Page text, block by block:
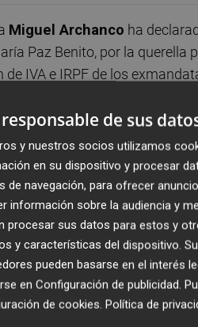
Miguel Archanco ha
Paz Benito, por la querella
IVA e IRPF de los
a las 9.00 horas en el
y media y, a su salida, que
no ha querido hacer
los 5,9 millones de
estudia impagos de
por IRPF no son
recurrido dicha resolución.
de sus
y nuestros socios utilizamos
en su dispositivo y procesar
de navegación, para ofrecer
información sobre la audiencia y
procesar sus datos para estos y
y características del dispositivo.
pueden basarse en el interés
en Configuración de publicidad.
de cookies. Política de